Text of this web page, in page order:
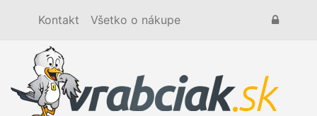
Kontakt Všetko o nákupe